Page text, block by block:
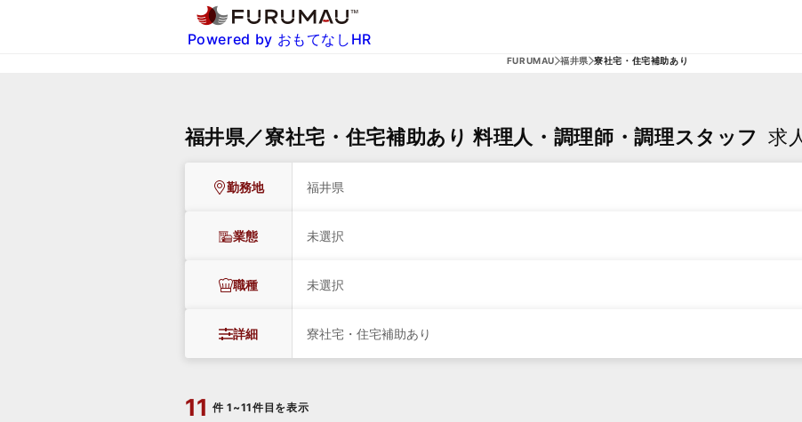
Powered by おもてなしHR
FURUMAU 福井県 寮社宅・住宅補助あり
福井県／寮社宅・住宅補助あり 料理人・調理師・調理スタッフ 求
勤務地 福井県
業態 未選択
職種 未選択
詳細 寮社宅・住宅補助あり
11 件 1~11件目を表示